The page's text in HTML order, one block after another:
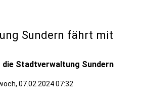
Sundern fährt mit
die Stadtverwaltung Sundern
07.02.2024 07:32